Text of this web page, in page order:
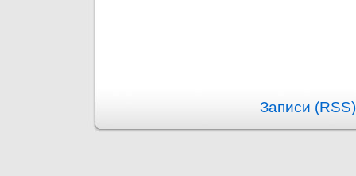
Записи (RSS)